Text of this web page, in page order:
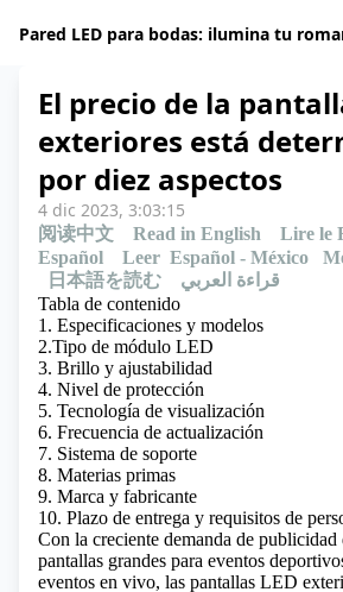
Pared LED para bodas: ilumina tu
El precio de la
exteriores está
por diez aspectos
4 dic 2023, 3:03:15
阅读中文 Read in English Lire le
Español
Leer Español - México
日本語を読む
قراءة العربي
Tabla de contenido
1. Especificaciones y modelos
2.Tipo de módulo LED
3. Brillo y ajustabilidad
4. Nivel de protección
5. Tecnología de visualización
6. Frecuencia de actualización
7. Sistema de soporte
8. Materias primas
9. Marca y fabricante
10. Plazo de entrega y requisitos de
Con la creciente demanda de
pantallas grandes para eventos
eventos en vivo, las pantallas LED